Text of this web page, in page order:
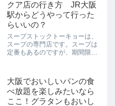
クア店の行き方 JR大阪
駅からどうやって行った
らいいの？
スープストックトーキョーは、
スープの専門店です。スープは
定番もあるのですが、期間限定
ープが楽しめるところがうれし
いところです。夏にはカレーも
仲間入りして、様々な変わり種
のカレーも楽しめ...
大阪でおいしいパンの食
べ放題を楽しみたいなら
ここ！グラタンもおいし